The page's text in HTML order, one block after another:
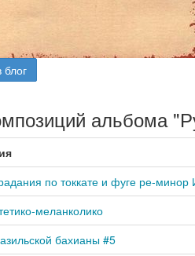
блог
альбома
по токкате и фуге ре-
меланколико
бахианы #5